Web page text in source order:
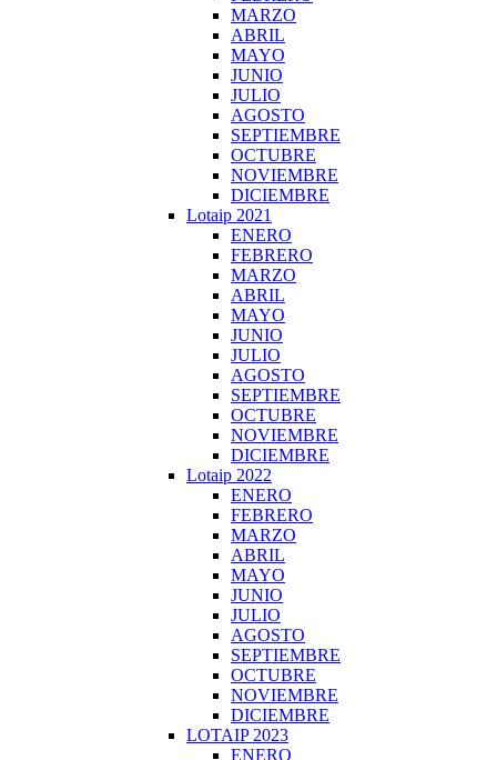
MARZO
ABRIL
MAYO
JUNIO
JULIO
AGOSTO
SEPTIEMBRE
OCTUBRE
NOVIEMBRE
DICIEMBRE
Lotaip 2021
ENERO
FEBRERO
MARZO
ABRIL
MAYO
JUNIO
JULIO
AGOSTO
SEPTIEMBRE
OCTUBRE
NOVIEMBRE
DICIEMBRE
Lotaip 2022
ENERO
FEBRERO
MARZO
ABRIL
MAYO
JUNIO
JULIO
AGOSTO
SEPTIEMBRE
OCTUBRE
NOVIEMBRE
DICIEMBRE
LOTAIP 2023
ENERO